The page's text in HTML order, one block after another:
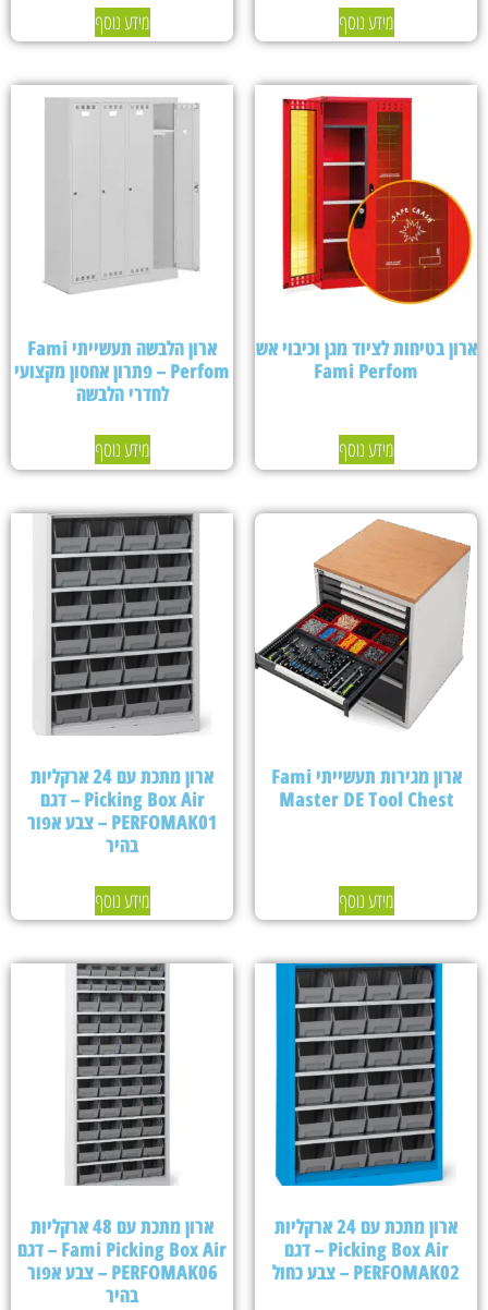
מידע נוסף מידע נוסף
ארון בטיחות לציוד מגן וכיבוי אש
Fami Perfom
מידע נוסף
ארון הלבשה תעשייתי Fami
Perfom – פתרון אחסון מקצועי
לחדרי הלבשה
מידע נוסף
ארון מגירות תעשייתי Fami
Master DE Tool Chest
מידע נוסף
ארון מתכת עם 24 ארקליות
Picking Box Air – דגם
PERFOMAK01 – צבע אפור
בהיר
מידע נוסף
ארון מתכת עם 24 ארקליות
Picking Box Air – דגם
PERFOMAK02 – צבע כחול
ארון מתכת עם 48 ארקליות
Fami Picking Box Air – דגם
PERFOMAK06 – צבע אפור
בהיר